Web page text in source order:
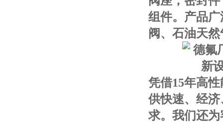
组件。产品
阀、石油天
凭借15年高
供快速、经
求。我们还